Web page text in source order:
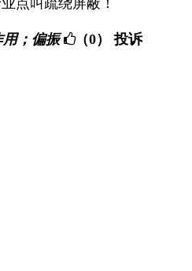
点叫疏绕屏蔽！
用；偏振 （0） 投诉